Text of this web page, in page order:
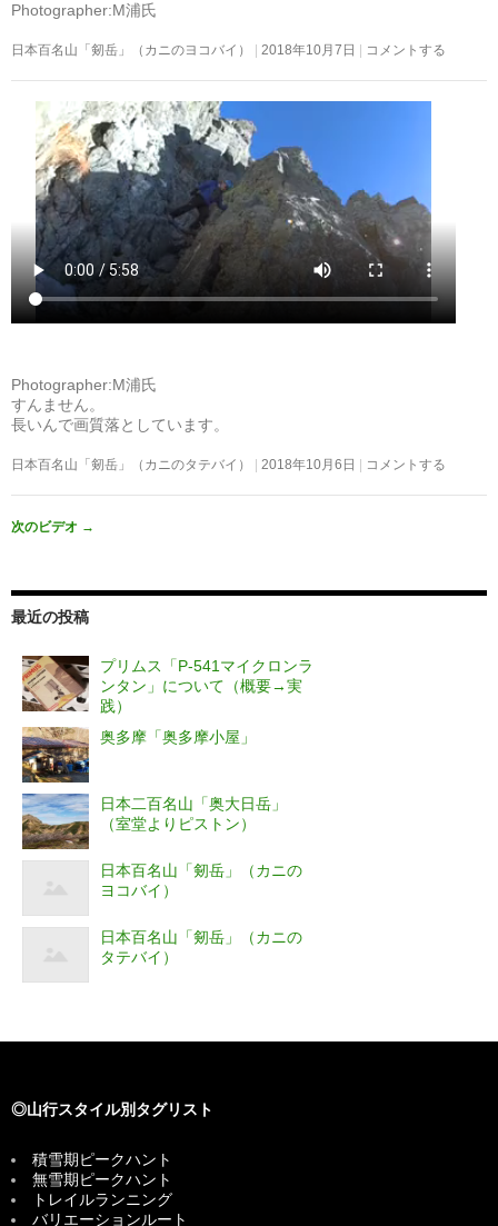
Photographer:M浦氏
日本百名山「剱岳」（カニのヨコバイ） 2018年10月7日 コメントする
Photographer:M浦氏
すんません。
長いんで画質落としています。
日本百名山「剱岳」（カニのタテバイ） 2018年10月6日 コメントする
次のビデオ →
最近の投稿
プリムス「P-541マイクロンラ
ンタン」について（概要→実
践）
奥多摩「奥多摩小屋」
日本二百名山「奥大日岳」
（室堂よりピストン）
日本百名山「剱岳」（カニの
ヨコバイ）
日本百名山「剱岳」（カニの
タテバイ）
◎山行スタイル別タグリスト
積雪期ピークハント
無雪期ピークハント
トレイルランニング
バリエーションルート